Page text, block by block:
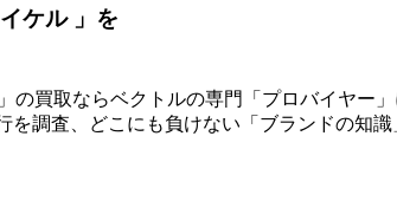
ケル 」を
の買取ならベクトルの専門「プロバイヤー」
調査、どこにも負けない「ブランドの知識